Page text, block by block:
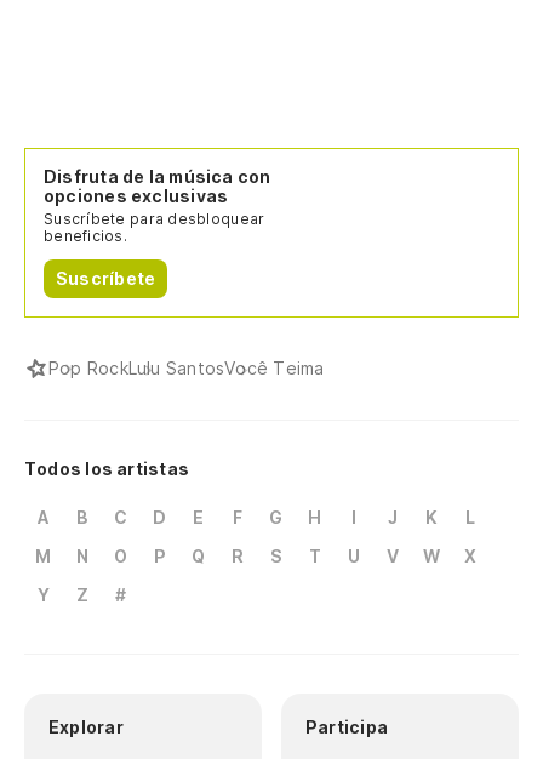
Disfruta de la música con
opciones exclusivas
Suscríbete para desbloquear
beneficios.
Suscríbete
Pop RockLulu SantosVocê Teima
Todos los artistas
A B C D E F G H I J K
L
M
N O P Q R S T U V W
X
Y
Z #
Explorar Participa